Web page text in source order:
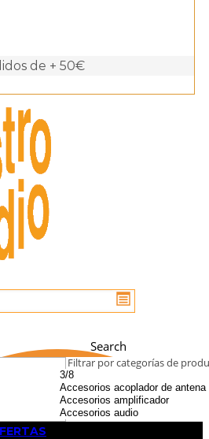
de + 50€
Search
Filtrar por categorías de